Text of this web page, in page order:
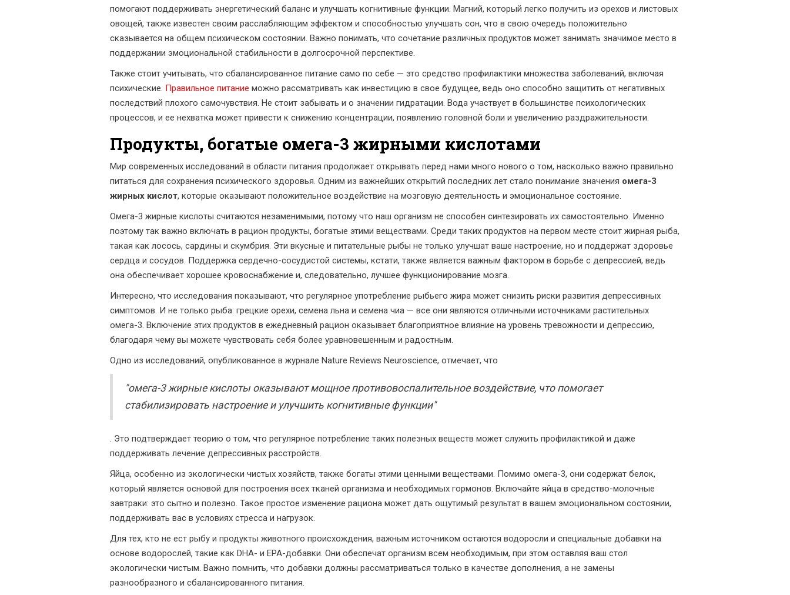
помогают поддерживать энергетический баланс и улучшать когнитивные функции. Магний, который легко получить из орехов и листовых
овощей, также известен своим расслабляющим эффектом и способностью улучшать сон, что в свою очередь положительно
сказывается на общем психическом состоянии. Важно понимать, что сочетание различных продуктов может занимать значимое место в
поддержании эмоциональной стабильности в долгосрочной перспективе.
Также стоит учитывать, что сбалансированное питание само по себе — это средство профилактики множества заболеваний, включая
психические. Правильное питание можно рассматривать как инвестицию в свое будущее, ведь оно способно защитить от негативных
последствий плохого самочувствия. Не стоит забывать и о значении гидратации. Вода участвует в большинстве психологических
процессов, и ее нехватка может привести к снижению концентрации, появлению головной боли и увеличению раздражительности.
Продукты, богатые омега-3 жирными кислотами
Мир современных исследований в области питания продолжает открывать перед нами много нового о том, насколько важно правильно
питаться для сохранения психического здоровья. Одним из важнейших открытий последних лет стало понимание значения омега-3
жирных кислот, которые оказывают положительное воздействие на мозговую деятельность и эмоциональное состояние.
Омега-3 жирные кислоты считаются незаменимыми, потому что наш организм не способен синтезировать их самостоятельно. Именно
поэтому так важно включать в рацион продукты, богатые этими веществами. Среди таких продуктов на первом месте стоит жирная рыба,
такая как лосось, сардины и скумбрия. Эти вкусные и питательные рыбы не только улучшат ваше настроение, но и поддержат здоровье
сердца и сосудов. Поддержка сердечно-сосудистой системы, кстати, также является важным фактором в борьбе с депрессией, ведь
она обеспечивает хорошее кровоснабжение и, следовательно, лучшее функционирование мозга.
Интересно, что исследования показывают, что регулярное употребление рыбьего жира может снизить риски развития депрессивных
симптомов. И не только рыба: грецкие орехи, семена льна и семена чиа — все они являются отличными источниками растительных
омега-3. Включение этих продуктов в ежедневный рацион оказывает благоприятное влияние на уровень тревожности и депрессию,
благодаря чему вы можете чувствовать себя более уравновешенным и радостным.
Одно из исследований, опубликованное в журнале Nature Reviews Neuroscience, отмечает, что
"омега-3 жирные кислоты оказывают мощное противовоспалительное воздействие, что помогает
стабилизировать настроение и улучшить когнитивные функции"
. Это подтверждает теорию о том, что регулярное потребление таких полезных веществ может служить профилактикой и даже
поддерживать лечение депрессивных расстройств.
Яйца, особенно из экологически чистых хозяйств, также богаты этими ценными веществами. Помимо омега-3, они содержат белок,
который является основой для построения всех тканей организма и необходимых гормонов. Включайте яйца в средство-молочные
завтраки: это сытно и полезно. Такое простое изменение рациона может дать ощутимый результат в вашем эмоциональном состоянии,
поддерживать вас в условиях стресса и нагрузок.
Для тех, кто не ест рыбу и продукты животного происхождения, важным источником остаются водоросли и специальные добавки на
основе водорослей, такие как DHA- и EPA-добавки. Они обеспечат организм всем необходимым, при этом оставляя ваш стол
экологически чистым. Важно помнить, что добавки должны рассматриваться только в качестве дополнения, а не замены
разнообразного и сбалансированного питания.